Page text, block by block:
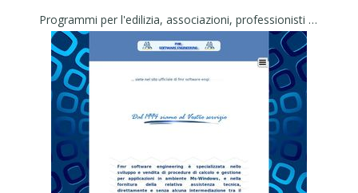
Programmi per l'edilizia, associazioni, professionisti ed Enti Pubblici